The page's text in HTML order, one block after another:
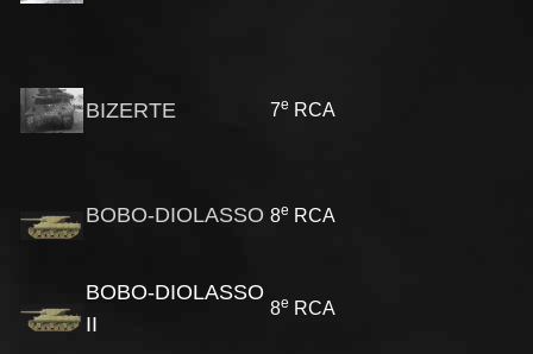
BIZERTE 7e RCA
BOBO-DIOLASSO 8e RCA
BOBO-DIOLASSO
II
8e RCA